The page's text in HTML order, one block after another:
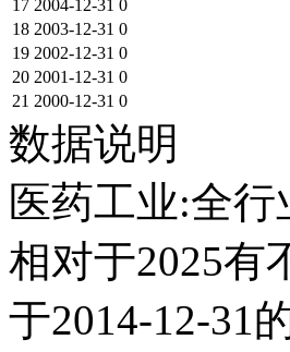
17 2004-12-31 0
18 2003-12-31 0
19 2002-12-31 0
20 2001-12-31 0
21 2000-12-31 0
数据说明
医药工业:全
相对于2025有
于2014-12-31